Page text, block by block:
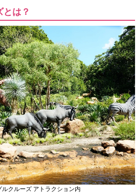
とは？
ルクルーズ アトラクション内